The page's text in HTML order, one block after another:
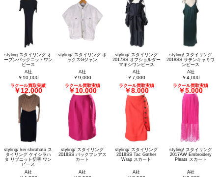
styling スタイリング オ
ープンバックニットワン
ピース
A社
￥10,000
ラクール買取実績
￥12,000
styling/ スタイリング ボ
ックスGジャン
A社
￥9,000
ラクール買取実績
￥10,000
styling/ スタイリング
2017SS オフショルダー
マキシワンピース
A社
￥7,000
ラクール買取実績
￥8,000
styling/ スタイリング
2018SS サテンキャミワ
ンピース
A社
￥4,000
ラクール買取実績
￥5,000
styling/ kei shirahata ス
タイリング ケイシラハ
タ リブニット切替 ワン
ピース
A社
styling/ スタイリング
2018SS バックフレアス
カート
A社
styling/ スタイリング
2018SS Tac Gather
Wrap スカート
A社
styling/ スタイリング
2017AW Embroidery
Pleats スカート
A社